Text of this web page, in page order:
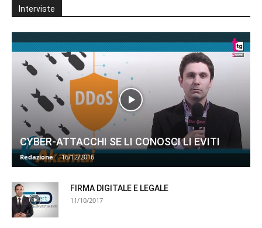
Interviste
CYBER-ATTACCHI SE LI CONOSCI LI EVITI
Redazione - 16/12/2016
FIRMA DIGITALE E LEGALE
11/10/2017